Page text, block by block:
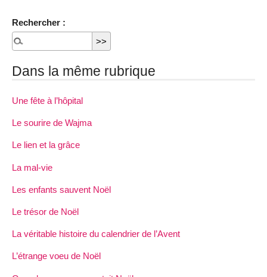
Rechercher :
Dans la même rubrique
Une fête à l’hôpital
Le sourire de Wajma
Le lien et la grâce
La mal-vie
Les enfants sauvent Noël
Le trésor de Noël
La véritable histoire du calendrier de l’Avent
L’étrange voeu de Noël